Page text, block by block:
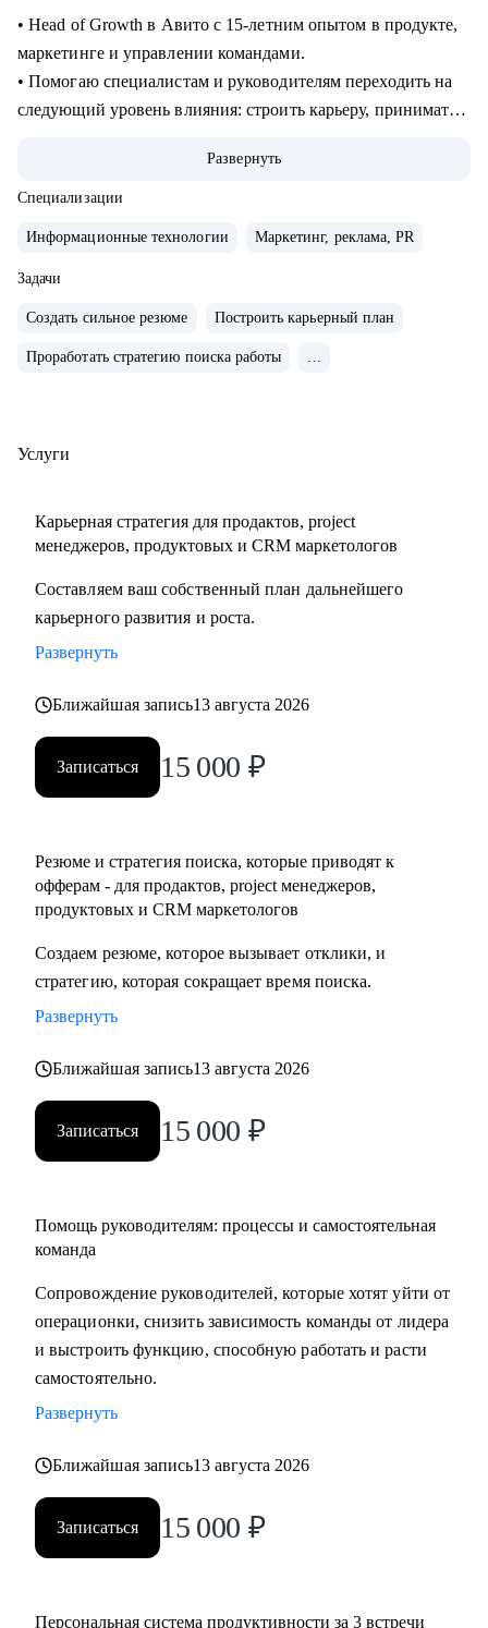
• Head of Growth в Авито с 15-летним опытом в продукте,
маркетинге и управлении командами.
• Помогаю специалистам и руководителям переходить на
следующий уровень влияния: строить карьеру, принимать
• За плечами — Авито, МегаФон, Сбер, Открытие, десятки
и публичные выступления о лидерстве и управлении.
• Ментор Авито и Women in Tech Russia.
• Сформулировать карьерную цель и разработать стратегию
нужные компании
к ревью
монетизации продуктов
• Выстроить процессы и вырастить самостоятельную
команду
задач очень много
Кому могу помочь:
• IT-специалистам уровня junior / middle / senior
• Project менеджерам
• Продуктовым и CRM маркетологам
• Тем, кто готовит карьерный рывок — внутри компании
или на новый уровень
Развернуть
Специализации
Информационные технологии Маркетинг, реклама, PR
Задачи
Создать сильное резюме Построить карьерный план
Проработать стратегию поиска работы ...
Услуги
Карьерная стратегия для продактов, project
менеджеров, продуктовых и CRM маркетологов
Составляем ваш собственный план дальнейшего
карьерного развития и роста.
Развернуть
Ближайшая запись13 августа 2026
Записаться 15 000 ₽
Резюме и стратегия поиска, которые приводят к
офферам - для продактов, project менеджеров,
продуктовых и CRM маркетологов
Создаем резюме, которое вызывает отклики, и
стратегию, которая сокращает время поиска.
Развернуть
Ближайшая запись13 августа 2026
Записаться 15 000 ₽
Помощь руководителям: процессы и самостоятельная
команда
Сопровождение руководителей, которые хотят уйти от
операционки, снизить зависимость команды от лидера
и выстроить функцию, способную работать и расти
самостоятельно.
Развернуть
Ближайшая запись13 августа 2026
Записаться 15 000 ₽
Персональная система продуктивности за 3 встречи